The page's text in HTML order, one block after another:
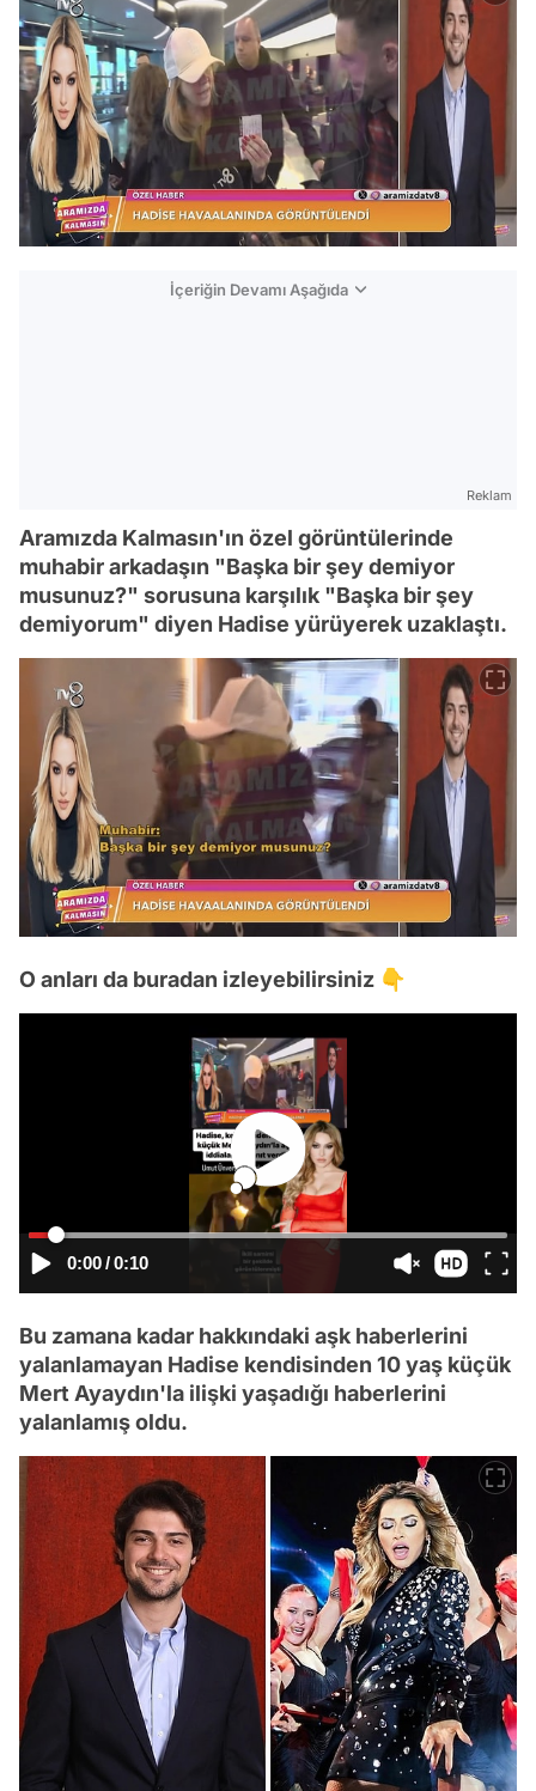
İçeriğin Devamı Aşağıda
Reklam
Aramızda Kalmasın'ın özel görüntülerinde
muhabir arkadaşın "Başka bir şey demiyor
musunuz?" sorusuna karşılık "Başka bir şey
demiyorum" diyen Hadise yürüyerek uzaklaştı.
O anları da buradan izleyebilirsiniz 👇
0:00/0:10
Bu zamana kadar hakkındaki aşk haberlerini
yalanlamayan Hadise kendisinden 10 yaş küçük
Mert Ayaydın'la ilişki yaşadığı haberlerini
yalanlamış oldu.